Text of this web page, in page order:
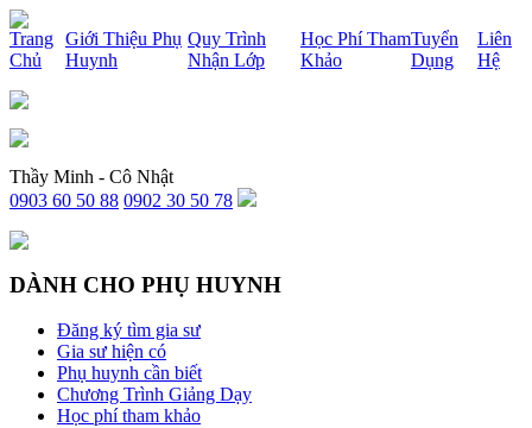
x
Trang
Chủ
Giới Thiệu Phụ
Huynh
Quy Trình
Nhận Lớp
Học Phí Tham
Khảo
Tuyển
Dụng
Liên
Hệ
Thầy Minh - Cô Nhật
0903 60 50 88 0902 30 50 78
DÀNH CHO PHỤ HUYNH
Đăng ký tìm gia sư
Gia sư hiện có
Phụ huynh cần biết
Chương Trình Giảng Dạy
Học phí tham khảo